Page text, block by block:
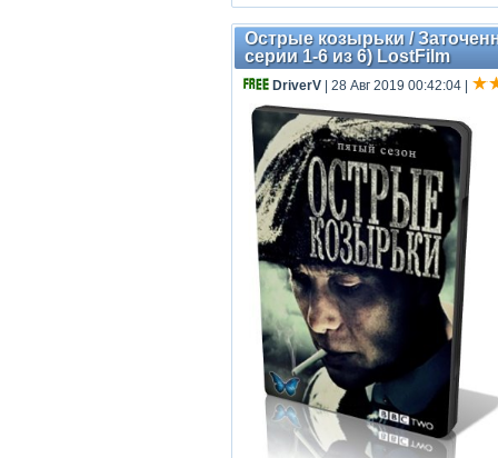
Острые козырьки /
серии 1-6 из 6) LostFilm
DriverV | 28 Авг 2019 00:42:04